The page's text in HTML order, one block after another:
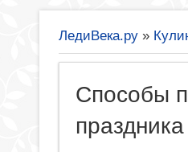
ЛедиВека.ру »
Способы
праздника